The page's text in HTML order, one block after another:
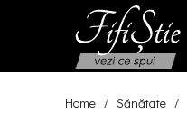
Home / Sănătate /